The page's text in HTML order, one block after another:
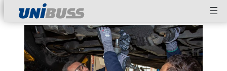
Hopp
innhold